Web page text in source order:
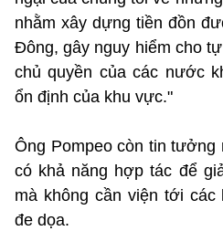
nhằm xây dựng tiền đồn
Đông, gây nguy hiểm cho
chủ quyền của các nước
ổn định của khu vực."
Ông Pompeo còn tin tưởng
có khả năng hợp tác để
mà không cần viện tới các
đe dọa.